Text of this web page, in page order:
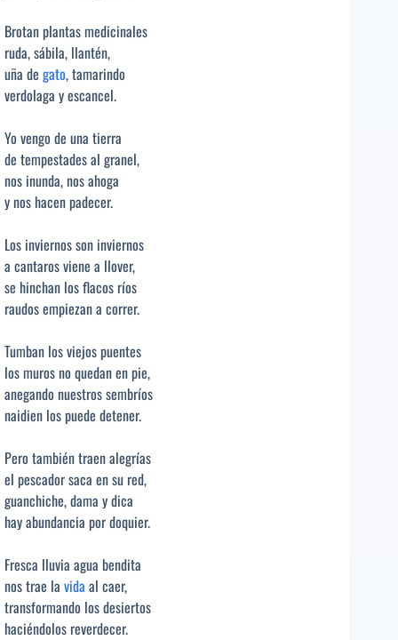
Brotan plantas medicinales
ruda, sábila, llantén,
uña de gato, tamarindo
verdolaga y escancel.
Yo vengo de una tierra
de tempestades al granel,
nos inunda, nos ahoga
y nos hacen padecer.
Los inviernos son inviernos
a cantaros viene a llover,
se hinchan los flacos ríos
raudos empiezan a correr.
Tumban los viejos puentes
los muros no quedan en pie,
anegando nuestros sembríos
naidien los puede detener.
Pero también traen alegrías
el pescador saca en su red,
guanchiche, dama y dica
hay abundancia por doquier.
Fresca lluvia agua bendita
nos trae la vida al caer,
transformando los desiertos
haciéndolos reverdecer.